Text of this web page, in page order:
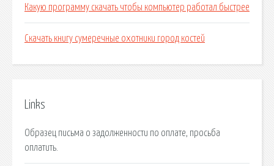
Какую программу скачать чтобы компьютер работал быстрее
Скачать книгу сумеречные охотники город костей
Links
Образец письма о задолженности по оплате, просьба
оплатить.